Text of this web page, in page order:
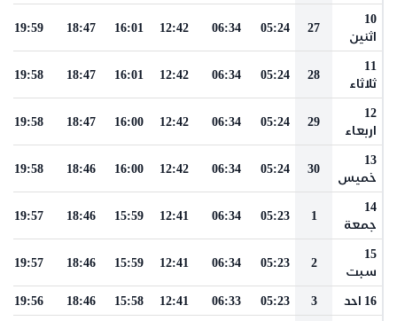
10
اثنين
27
05:24
06:34
12:42
16:01
18:47
19:59
11
ثلاثاء
28
05:24
06:34
12:42
16:01
18:47
19:58
12
اربعاء
29
05:24
06:34
12:42
16:00
18:47
19:58
13
خميس
30
05:24
06:34
12:42
16:00
18:46
19:58
14
جمعة
1
05:23
06:34
12:41
15:59
18:46
19:57
15
سبت
2
05:23
06:34
12:41
15:59
18:46
19:57
16 احد 3
05:23
06:33
12:41
15:58
18:46
19:56